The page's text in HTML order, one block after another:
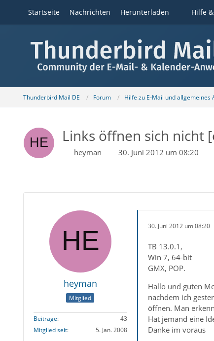
Startseite Nachrichten Herunterladen Hilfe
Thunderbird Mail DE Forum Hilfe zu E-Mail und allgemeines
Links öffnen sich nicht
heyman 30. Juni 2012 um 08:20
heyman
Mitglied
Beiträge
43
Mitglied seit
5. Jan. 2008
30. Juni 2012 um 08:20
TB 13.0.1,
Win 7, 64-bit
GMX, POP.
Hallo und guten
nachdem ich
öffnen. Man
Hat jemand eine
Danke im voraus